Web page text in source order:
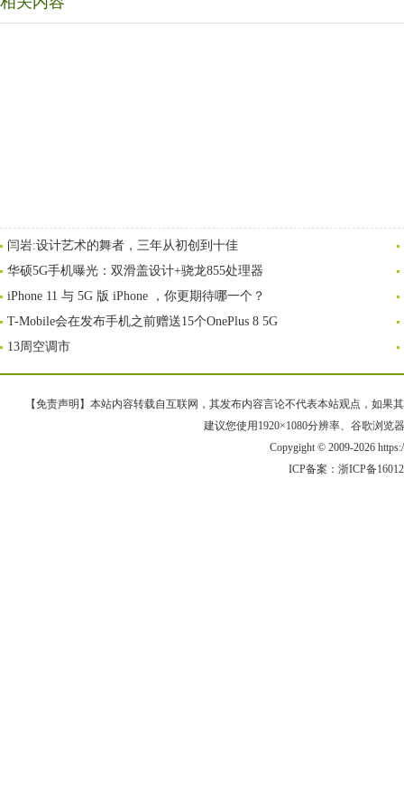
闫岩:设计艺术的舞者，三年从初创到十佳
华硕5G手机曝光：双滑盖设计+骁龙855处理器
iPhone 11 与 5G 版 iPhone ，你更期待哪一个？
T-Mobile会在发布手机之前赠送15个OnePlus 8 5G
13周空调市
【免责声明】本站内容转载自互联网，其发布内容言论不代表本站观点，如果
建议您使用1920×1080分辨率、谷歌浏览
Copygight © 2009-2026
ICP备案： 浙ICP备